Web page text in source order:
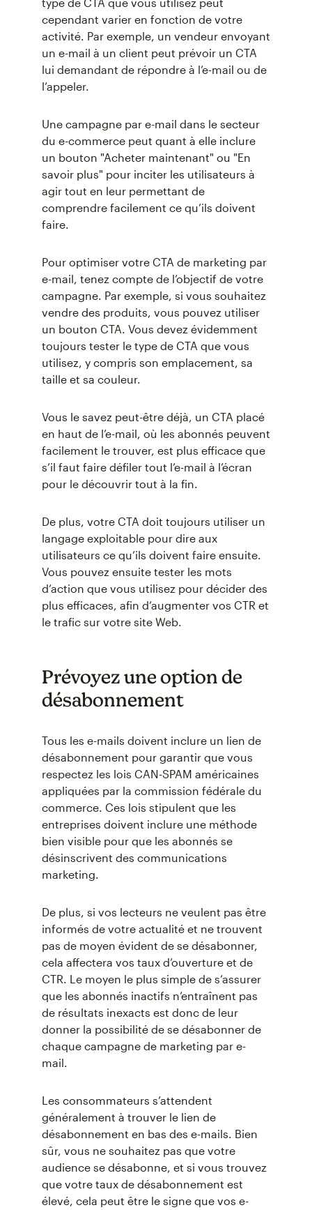
cependant varier en fonction de votre
activité. Par exemple, un vendeur envoyant
un e-mail à un client peut prévoir un CTA
lui demandant de répondre à l’e-mail ou de
l’appeler.
Une campagne par e-mail dans le secteur
du e-commerce peut quant à elle inclure
un bouton "Acheter maintenant" ou "En
savoir plus" pour inciter les utilisateurs à
agir tout en leur permettant de
comprendre facilement ce qu’ils doivent
faire.
Pour optimiser votre CTA de marketing par
e-mail, tenez compte de l’objectif de votre
campagne. Par exemple, si vous souhaitez
vendre des produits, vous pouvez utiliser
un bouton CTA. Vous devez évidemment
toujours tester le type de CTA que vous
utilisez, y compris son emplacement, sa
taille et sa couleur.
Vous le savez peut-être déjà, un CTA placé
en haut de l’e-mail, où les abonnés peuvent
facilement le trouver, est plus efficace que
s’il faut faire défiler tout l’e-mail à l’écran
pour le découvrir tout à la fin.
De plus, votre CTA doit toujours utiliser un
langage exploitable pour dire aux
utilisateurs ce qu’ils doivent faire ensuite.
Vous pouvez ensuite tester les mots
d’action que vous utilisez pour décider des
plus efficaces, afin d’augmenter vos CTR et
le trafic sur votre site Web.
Prévoyez une option de
désabonnement
Tous les e-mails doivent inclure un lien de
désabonnement pour garantir que vous
respectez les lois CAN-SPAM américaines
appliquées par la commission fédérale du
commerce. Ces lois stipulent que les
entreprises doivent inclure une méthode
bien visible pour que les abonnés se
désinscrivent des communications
marketing.
De plus, si vos lecteurs ne veulent pas être
informés de votre actualité et ne trouvent
pas de moyen évident de se désabonner,
cela affectera vos taux d’ouverture et de
CTR. Le moyen le plus simple de s’assurer
que les abonnés inactifs n’entraînent pas
de résultats inexacts est donc de leur
donner la possibilité de se désabonner de
chaque campagne de marketing par e-
mail.
Les consommateurs s’attendent
généralement à trouver le lien de
désabonnement en bas des e-mails. Bien
sûr, vous ne souhaitez pas que votre
audience se désabonne, et si vous trouvez
que votre taux de désabonnement est
élevé, cela peut être le signe que vos e-